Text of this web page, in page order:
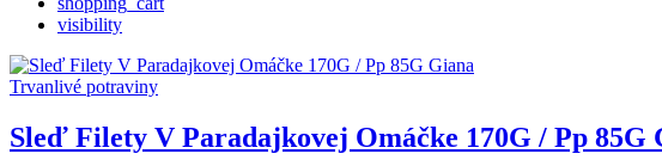
visibility
Trvanlivé potraviny
Sleď Filety V Paradajkovej Omáčke 170G / Pp 85G